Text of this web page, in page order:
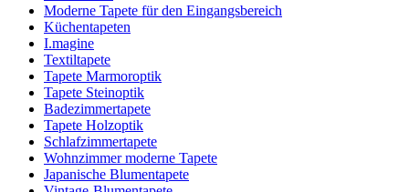
Moderne Tapete für den Eingangsbereich
Küchentapeten
I.magine
Textiltapete
Tapete Marmoroptik
Tapete Steinoptik
Badezimmertapete
Tapete Holzoptik
Schlafzimmertapete
Wohnzimmer moderne Tapete
Japanische Blumentapete